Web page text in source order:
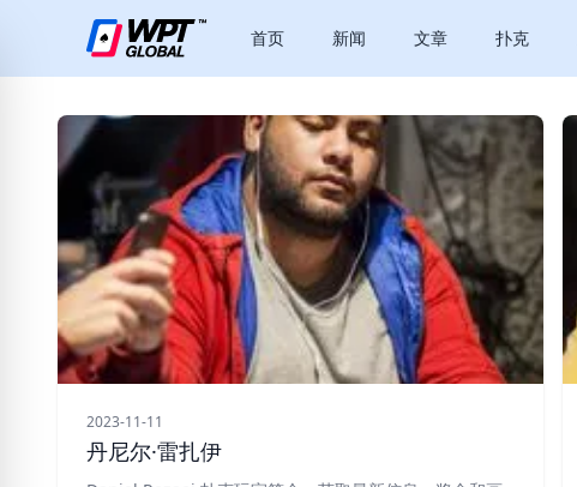
首页 新闻 文章 扑克
2023-11-11
丹尼尔·雷扎伊